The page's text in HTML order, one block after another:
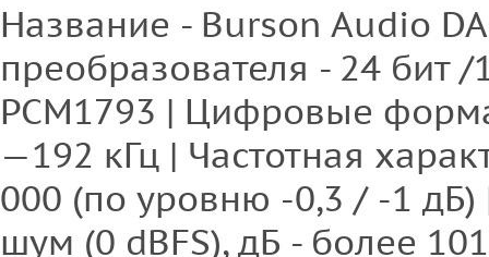
Название - Burson Audio
преобразователя - 24 бит
РСМ1793 | Цифровые
—192 кГц | Частотная
000 (по уровню -0,3 / -1
шум (0 dBFS), дБ - более